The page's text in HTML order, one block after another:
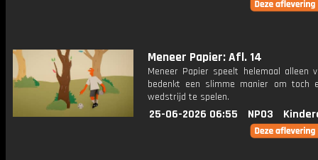
Meneer Papier: Afl. 14
Meneer Papier speelt helemaal alleen
bedenkt een slimme manier om toch
wedstrijd te spelen.
25-06-2026 06:55 NPO3